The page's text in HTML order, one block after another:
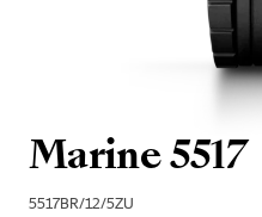
Marine 5517
5517BR/12/5ZU